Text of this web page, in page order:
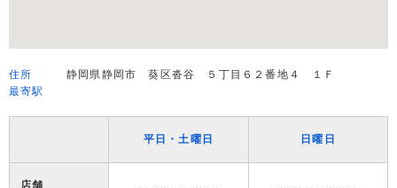
住所
静岡県静岡市 葵区沓谷 ５丁目６２番地４ １Ｆ
最寄駅
平日・土曜日 日曜日
店舗